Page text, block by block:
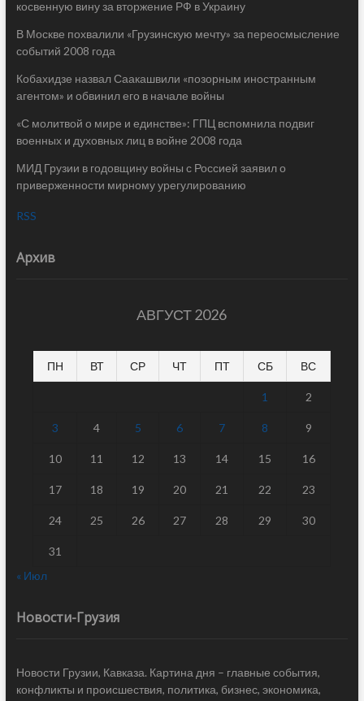
косвенную вину за вторжение РФ в Украину
В Москве похвалили «Грузинскую мечту» за переосмысление
событий 2008 года
Кобахидзе назвал Саакашвили «позорным иностранным
агентом» и обвинил его в начале войны
«С молитвой о мире и единстве»: ГПЦ вспомнила подвиг
военных и духовных лиц в войне 2008 года
МИД Грузии в годовщину войны с Россией заявил о
приверженности мирному урегулированию
RSS
Архив
АВГУСТ 2026
ПН ВТ СР ЧТ ПТ СБ ВС
1 2
3 4 5 6 7 8 9
10 11 12 13 14 15 16
17 18 19 20 21 22 23
24 25 26 27 28 29 30
31
« Июл
Новости-Грузия
Новости Грузии, Кавказа. Картина дня – главные события,
конфликты и происшествия, политика, бизнес, экономика,